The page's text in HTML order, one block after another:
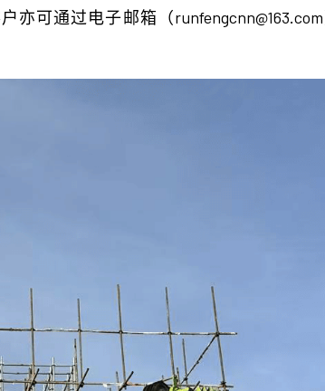
亦可通过电子邮箱（